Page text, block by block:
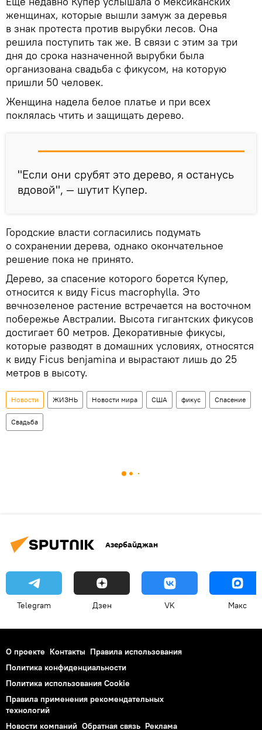
женщинах, которые вышли замуж за деревья
в знак протеста против вырубки лесов. Она
решила поступить так же. В связи с этим за три
дня до срока назначенной вырубки была
организована свадьба с фикусом, на которую
пришли 50 человек.
Женщина надела белое платье и при всех
поклялась чтить и защищать дерево.
"Если они срубят это дерево, я останусь
вдовой", — шутит Купер.
Городские власти согласились подумать
о сохранении дерева, однако окончательное
решение пока не принято.
Дерево, за спасение которого борется Купер,
относится к виду Ficus macrophylla. Это
вечнозеленое растение встречается на восточном
побережье Австралии. Высота гигантских фикусов
достигает 60 метров. Декоративные фикусы,
которые разводят в домашних условиях, относятся
к виду Ficus benjamina и вырастают лишь до 25
метров в высоту.
Новости ЖИЗНЬ Новости мира США фикус Спасение
Свадьба
Азербайджан
Telegram Дзен VK Макс
О проекте Контакты Правила использования
Политика конфиденциальности
Политика использования Cookie
Правила применения рекомендательных
технологий
Новости компаний Обратная связь Реклама